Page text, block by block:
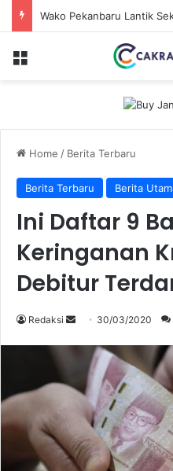
Menu
Home / Berita Terbaru
Berita Terbaru Berita
Ini Daftar 9
Keringanan
Debitur
Redaksi
Send
email
30/03/2020